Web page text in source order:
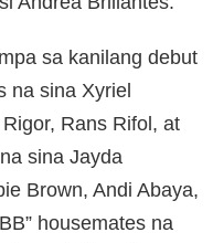
sa kanilang debut
na sina Xyriel
Rans Rifol, at
sina Jayda
Brown, Andi Abaya,
housemates na